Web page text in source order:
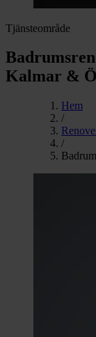
Tjänsteområde
Kalmar &
Hem
/
/